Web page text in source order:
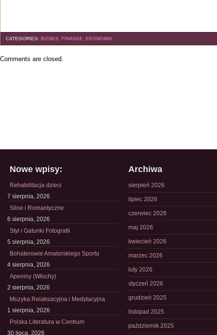
CATEGORIES: BIZNES, FINANSE, EKONOMIA
Comments are closed.
Nowe wpisy:
Rehabilitacja dzieci
7 sierpnia, 2026
Silne i Romantyczne
6 sierpnia, 2026
Styl i Gatunki Fotografii
5 sierpnia, 2026
Bohaterowie Amatorskiego Sportu
4 sierpnia, 2026
Apeniny (Włochy)
2 sierpnia, 2026
Muzyka Relaksacyjna i Medytacyjna
1 sierpnia, 2026
Polska Literatura w Centrum
30 lipca, 2026
Archiwa
sierpień 2026
lipiec 2026
czerwiec 2026
maj 2026
kwiecień 2026
marzec 2026
luty 2026
styczeń 2026
grudzień 2025
listopad 2025
październik 2025